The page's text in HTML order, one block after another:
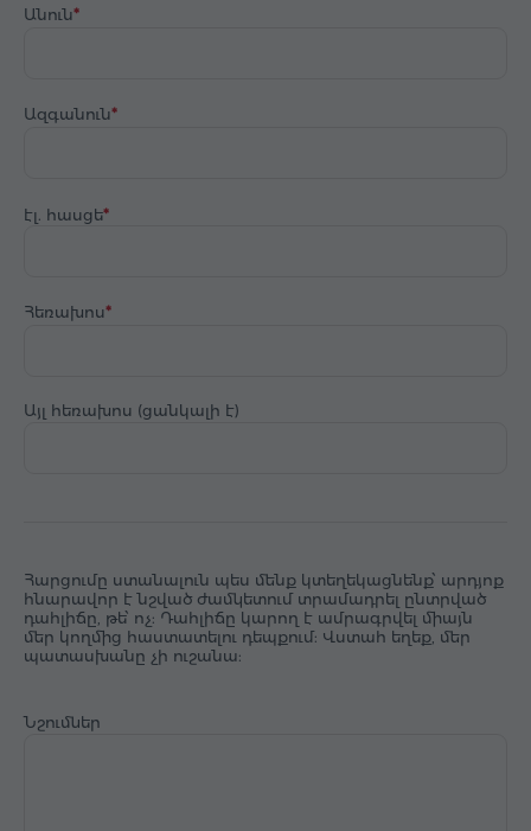
Անուն
Ազգանուն
էլ. հասցե
Հեռախոս
Այլ հեռախոս (ցանկալի է)
Հարցումը ստանալուն պես մենք կտեղեկացնենք՝ արդյոք
հնարավոր է նշված ժամկետում տրամադրել ընտրված
դահլիճը, թե՝ ոչ: Դահլիճը կարող է ամրագրվել միայն
մեր կողմից հաստատելու դեպքում: Վստահ եղեք, մեր
պատասխանը չի ուշանա:
Նշումներ